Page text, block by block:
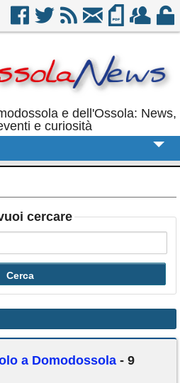
e dell'Ossola: News,
e curiosità
cercare
a Domodossola - 9